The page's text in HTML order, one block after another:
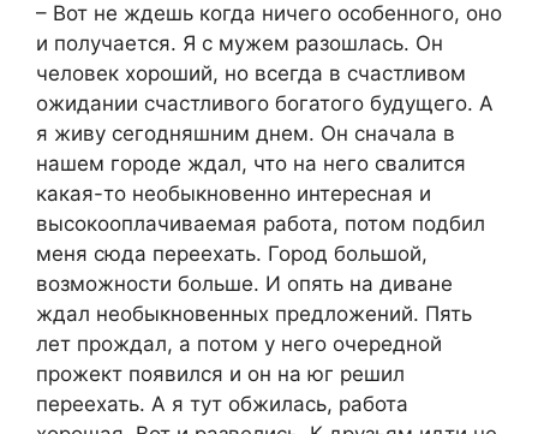
– Вот не ждешь когда ничего особенного, оно
и получается. Я с мужем разошлась. Он
человек хороший, но всегда в счастливом
ожидании счастливого богатого будущего. А
я живу сегодняшним днем. Он сначала в
нашем городе ждал, что на него свалится
какая-то необыкновенно интересная и
высокооплачиваемая работа, потом подбил
меня сюда переехать. Город большой,
возможности больше. И опять на диване
ждал необыкновенных предложений. Пять
лет прождал, а потом у него очередной
прожект появился и он на юг решил
переехать. А я тут обжилась, работа